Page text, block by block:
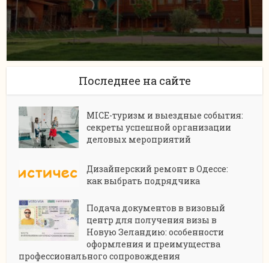
Последнее на сайте
MICE-туризм и выездные события:
секреты успешной организации
деловых мероприятий
Дизайнерский ремонт в Одессе:
как выбрать подрядчика
Подача документов в визовый
центр для получения визы в
Новую Зеландию: особенности
оформления и преимущества
профессионального сопровождения